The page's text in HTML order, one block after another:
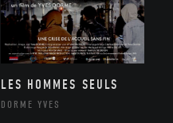
LES HOMMES SEULS
DORME YVES